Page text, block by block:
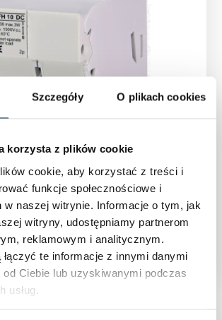
Szczegóły O plikach cookies
korzysta z plików cookie
cookie, aby korzystać z treści i
funkcje społecznościowe i
w naszej witrynie. Informacje o tym, jak
witryny, udostępniamy partnerom
reklamowym i analitycznym.
te informacje z innymi danymi
Ciebie lub uzyskiwanymi podczas
usług.
ETI EFH 10 DC